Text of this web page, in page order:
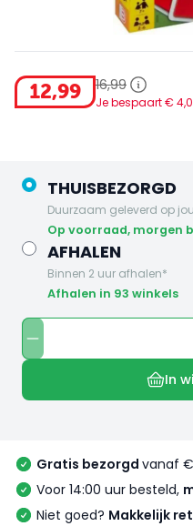
12,99 16,99
Je bespaart € 4,
THUISBEZORGD
Duurzaam geleverd op
op voorraad, morgen
AFHALEN
Binnen 2 uur afhalen*
Afhalen in 93 winkels
In
Gratis bezorgd vanaf
Voor 14:00 uur besteld,
Niet goed? Makkelijk